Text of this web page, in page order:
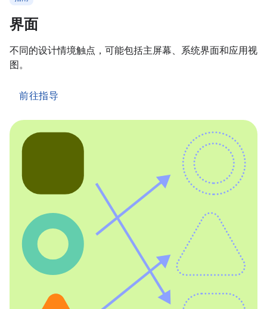
界面
不同的设计情境触点，可能包括主屏幕、系统界面和应用视
图。
前往指导